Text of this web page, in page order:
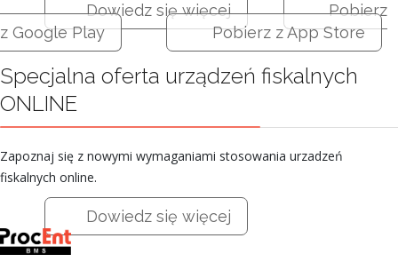
Dowiedz się więcej
Pobierz
z Google Play
Pobierz z App Store
Specjalna oferta urządzeń fiskalnych
ONLINE
Zapoznaj się z nowymi wymaganiami stosowania urzadzeń
fiskalnych online.
Dowiedz się więcej